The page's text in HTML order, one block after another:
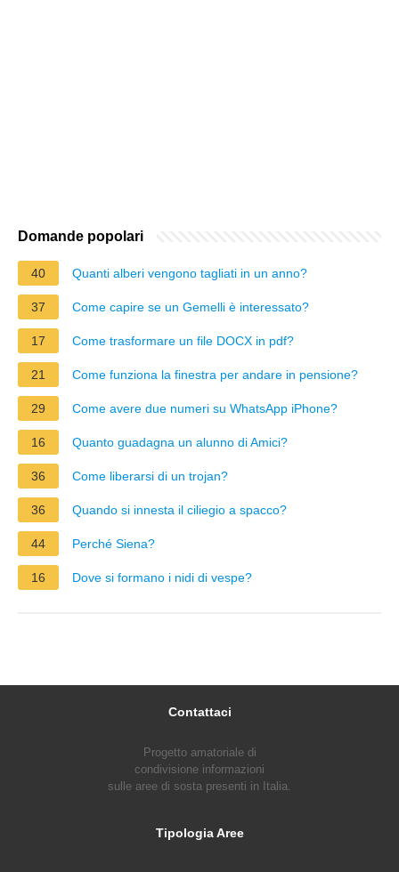
Domande popolari
40 Quanti alberi vengono tagliati in un anno?
37 Come capire se un Gemelli è interessato?
17 Come trasformare un file DOCX in pdf?
21 Come funziona la finestra per andare in pensione?
29 Come avere due numeri su WhatsApp iPhone?
16 Quanto guadagna un alunno di Amici?
36 Come liberarsi di un trojan?
36 Quando si innesta il ciliegio a spacco?
44 Perché Siena?
16 Dove si formano i nidi di vespe?
Contattaci
Progetto amatoriale di
condivisione informazioni
sulle aree di sosta presenti in Italia.
Tipologia Aree